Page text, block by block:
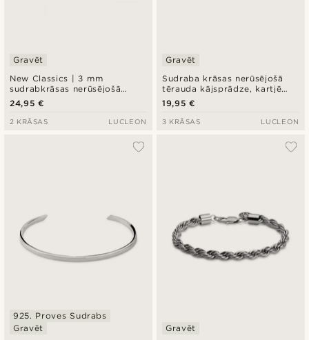
New Classics | 3 mm
sudrabkrāsas nerūsējošā
tērauda Paperclip tipa
ķēdītes aproce
Gravēt
24,95 €
2 KRĀSAS LUCLEON
Sudraba krāsas nerūsējošā
tērauda kājsprādze, kartjē
pinums
Gravēt
19,95 €
3 KRĀSAS LUCLEON
925. Proves Sudrabs
Gravēt
Gravēt